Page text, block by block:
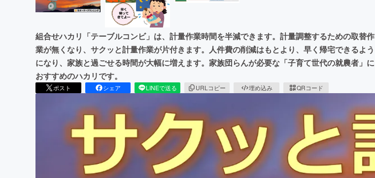
組合せハカリ「テーブルコンビ」は、計量作業時間を半減できます。計量調整するための取替作
業が無くなり、サクッと計量作業が片付きます。人件費の削減はもとより、早く帰宅できるよう
になり、家族と過ごせる時間が大幅に増えます。家族団らんが必要な「子育て世代の就農者」に
おすすめのハカリです。
ポスト シェア LINEで送る URLコピー 埋め込み QRコード